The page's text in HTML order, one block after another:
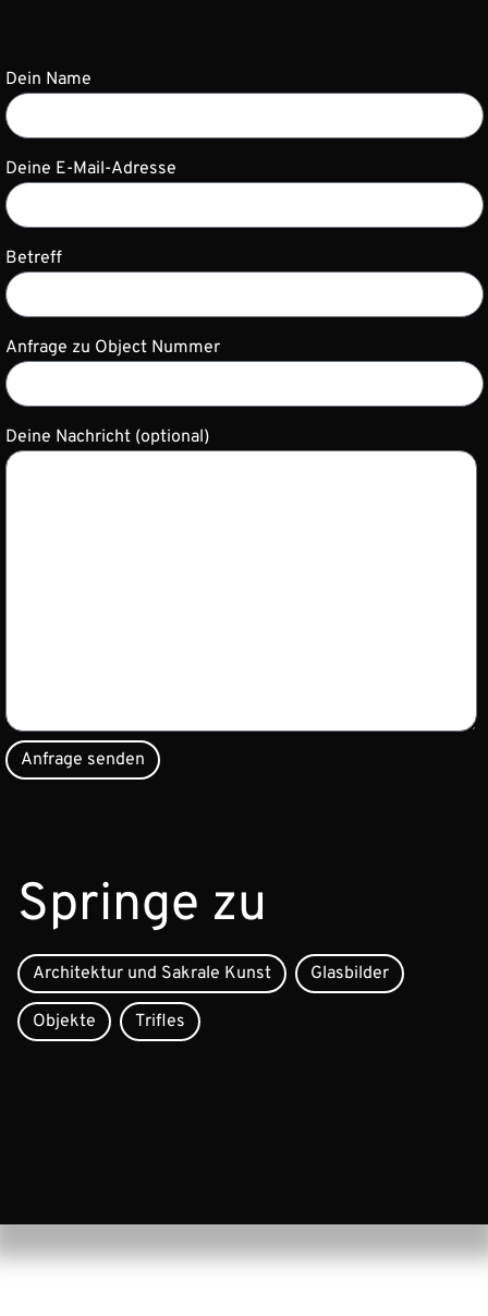
Dein Name
Deine E-Mail-Adresse
Betreff
Anfrage zu Object Nummer
Deine Nachricht (optional)
Springe zu
Architektur und Sakrale Kunst Glasbilder
Objekte Trifles